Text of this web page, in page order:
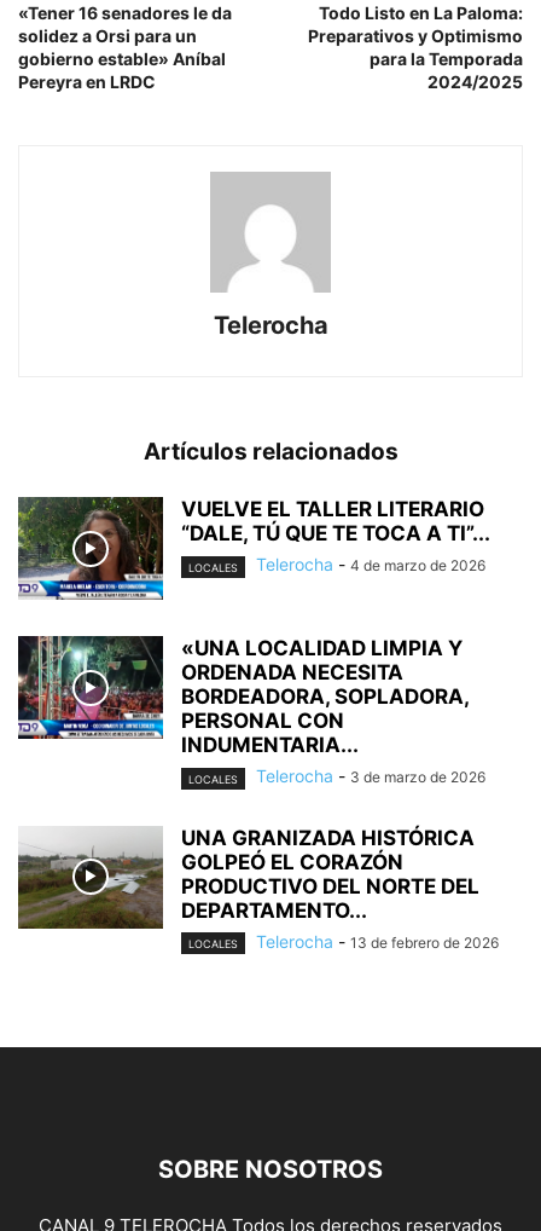
«Tener 16 senadores le da
solidez a Orsi para un
gobierno estable» Aníbal
Pereyra en LRDC
Todo Listo en La Paloma:
Preparativos y Optimismo
para la Temporada
2024/2025
Telerocha
Artículos relacionados
VUELVE EL TALLER LITERARIO
“DALE, TÚ QUE TE TOCA A TI”...
LOCALES Telerocha - 4 de marzo de 2026
«UNA LOCALIDAD LIMPIA Y
ORDENADA NECESITA
BORDEADORA, SOPLADORA,
PERSONAL CON
INDUMENTARIA...
LOCALES Telerocha - 3 de marzo de 2026
UNA GRANIZADA HISTÓRICA
GOLPEÓ EL CORAZÓN
PRODUCTIVO DEL NORTE DEL
DEPARTAMENTO...
LOCALES Telerocha - 13 de febrero de 2026
SOBRE NOSOTROS
CANAL 9 TELEROCHA Todos los derechos reservados